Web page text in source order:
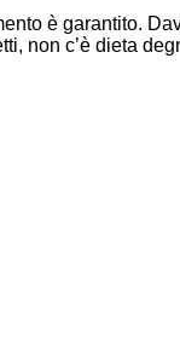
è garantito.
non c’è dieta